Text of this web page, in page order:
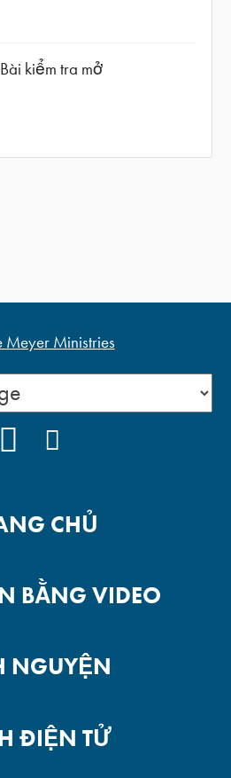
Bài kiểm tra mở
YOUTUBE
CHỦ
BẰNG VIDEO
NGUYỆN
ĐIỆN TỬ